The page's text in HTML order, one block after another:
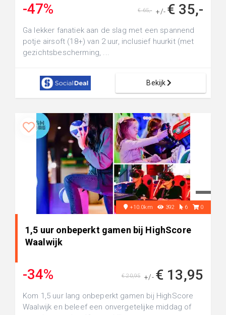
-47% +/- € 35,-
€ 65,-
Ga lekker fanatiek aan de slag met een spannend
potje airsoft (18+) van 2 uur, inclusief huurkit (met
gezichtsbescherming, ...
Bekijk
+10.0km 392 6 0
1,5 uur onbeperkt gamen bij HighScore
Waalwijk
-34% +/- € 13,95
€ 20,95
Kom 1,5 uur lang onbeperkt gamen bij HighScore
Waalwijk en beleef een onvergetelijke middag of